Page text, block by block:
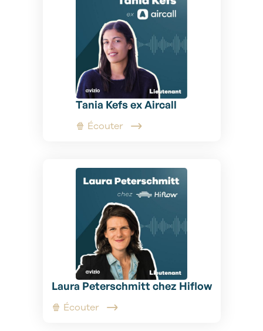
Tania Kefs ex Aircall
🍿 Écouter
Laura Peterschmitt chez Hiflow
🍿 Écouter